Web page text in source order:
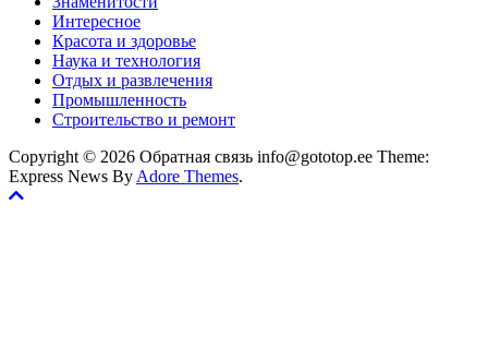
Интересное
Красота и здоровье
Наука и технология
Отдых и развлечения
Промышленность
Строительство и ремонт
Copyright © 2026 Обратная связь info@gototop.ee Theme:
Express News By Adore Themes.